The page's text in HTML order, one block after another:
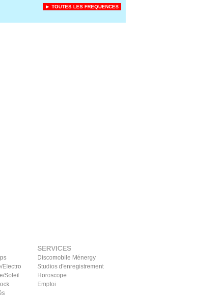
► TOUTES LES FREQUENCES
Electro
Soleil
SERVICES
Discomobile Ménergy
Studios d'enregistrement
Horoscope
Emploi